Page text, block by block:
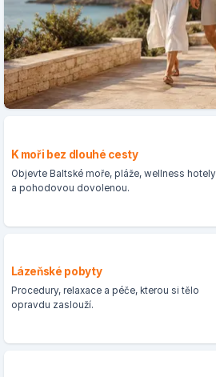
K moři bez dlouhé cesty
Objevte Baltské moře, pláže, wellness hotely
a pohodovou dovolenou.
Lázeňské pobyty
Procedury, relaxace a péče, kterou si tělo
opravdu zaslouží.